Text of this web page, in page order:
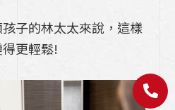
子的林太太來說，這樣
更輕鬆!